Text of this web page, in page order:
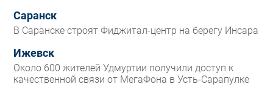
Саранск
В Саранске строят Фиджитал-центр на берегу Инсара
Ижевск
Около 600 жителей Удмуртии получили доступ к
качественной связи от МегаФона в Усть-Сарапулке